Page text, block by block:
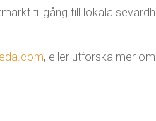
tillgång till lokala
, eller utforska mer